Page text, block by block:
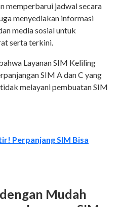
memperbarui jadwal secara
menyediakan informasi
media sosial untuk
serta terkini.
Layanan SIM Keliling
SIM A dan C yang
melayani pembuatan SIM
Perpanjang SIM Bisa
Mudah